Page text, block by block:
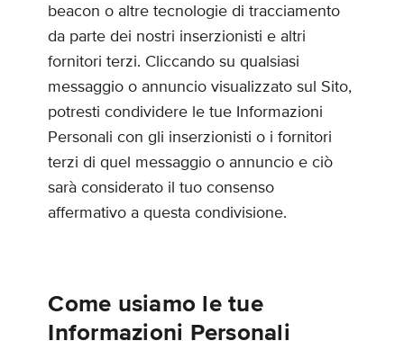
beacon o altre tecnologie di tracciamento
da parte dei nostri inserzionisti e altri
fornitori terzi. Cliccando su qualsiasi
messaggio o annuncio visualizzato sul Sito,
potresti condividere le tue Informazioni
Personali con gli inserzionisti o i fornitori
terzi di quel messaggio o annuncio e ciò
sarà considerato il tuo consenso
affermativo a questa condivisione.
Come usiamo le tue
Informazioni Personali